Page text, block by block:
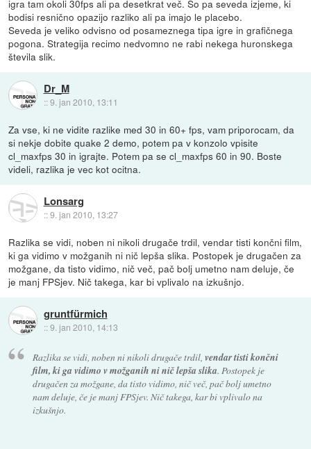
igra tam okoli 30fps ali pa desetkrat več. So pa seveda izjeme, ki
bodisi resnično opazijo razliko ali pa imajo le placebo.
Seveda je veliko odvisno od posameznega tipa igre in grafičnega
pogona. Strategija recimo nedvomno ne rabi nekega huronskega
števila slik.
Dr_M
::9. jan 2010, 13:11
Za vse, ki ne vidite razlike med 30 in 60+ fps, vam priporocam, da
si nekje dobite quake 2 demo, potem pa v konzolo vpisite
cl_maxfps 30 in igrajte. Potem pa se cl_maxfps 60 in 90. Boste
videli, razlika je vec kot ocitna.
Lonsarg
::9. jan 2010, 13:27
Razlika se vidi, noben ni nikoli drugače trdil, vendar tisti končni film,
ki ga vidimo v možganih ni nič lepša slika. Postopek je drugačen za
možgane, da tisto vidimo, nič več, pač bolj umetno nam deluje, če
je manj FPSjev. Nič takega, kar bi vplivalo na izkušnjo.
gruntfürmich
::9. jan 2010, 14:13
Razlika se vidi, noben ni nikoli drugače trdil, vendar tisti končni
film, ki ga vidimo v možganih ni nič lepša slika. Postopek je
drugačen za možgane, da tisto vidimo, nič več, pač bolj umetno
nam deluje, če je manj FPSjev. Nič takega, kar bi vplivalo na
izkušnjo.